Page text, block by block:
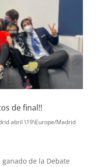
de final!!
abril \19\Europe/Madrid
de la Debate